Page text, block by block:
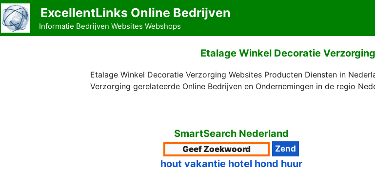
Ga
naar
de
ExcellentLinks Online Bedrijven
Informatie Bedrijven Websites Webshops
Etalage Winkel Decoratie
Etalage Winkel Decoratie Verzorging Websites Producten Diensten in
Verzorging gerelateerde Online Bedrijven en Ondernemingen in de regio
SmartSearch Nederland
hout vakantie hotel hond huur